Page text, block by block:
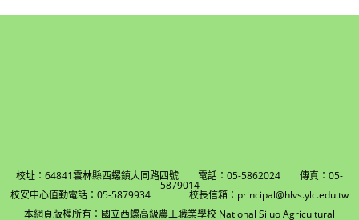
校址：64841雲林縣西螺鎮大同路四號 電話：05-5862024 傳真：05-
5879014
校安中心值勤電話：05-5879934 校長信箱：principal@hlvs.ylc.edu.tw
本網頁版權所有：國立西螺高級農工職業學校 National Siluo Agricultural